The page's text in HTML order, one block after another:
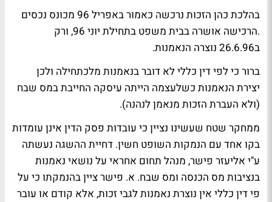
בהלכת כהן הזכות נרכשה כאמור באפריל 96 מכונס נכסים
.הרכישה אושרה בבית משפט בתחילת יוני 96, ורק
ב26.6.96 נוצרה הנאמנות.
ברור כי לפי דין כללי לא דובר בנאמנות מלכתחילה ולכן
יצירת הנאמנות כשלעצמה הייתה עיסקה החייבת במס שבח
(ולא העברת הזכות מנאמן לנהנה).
ממחקר שטח שעשינו נציין כי עובדות פסק הדין אינן עומדות
בקו אחד עם הנמקות השופט חשין. דחיית ההשגה נעשתה
ע"י אליעזר פישר, מנהל תחום אחראי על נושאי נאמנות
בנציבות מס הכנסה ומס שבח. א. פישר ציין בהנמקתו כי על
פי דין כללי אין נוצרת נאמנות לגבי זכות, אלא קודם או עובר